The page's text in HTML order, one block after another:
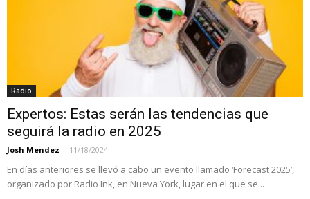
Radio
Expertos: Estas serán las tendencias que
seguirá la radio en 2025
Josh Mendez - 11/18/2024
En días anteriores se llevó a cabo un evento llamado ‘Forecast 2025’,
organizado por Radio Ink, en Nueva York, lugar en el que se...